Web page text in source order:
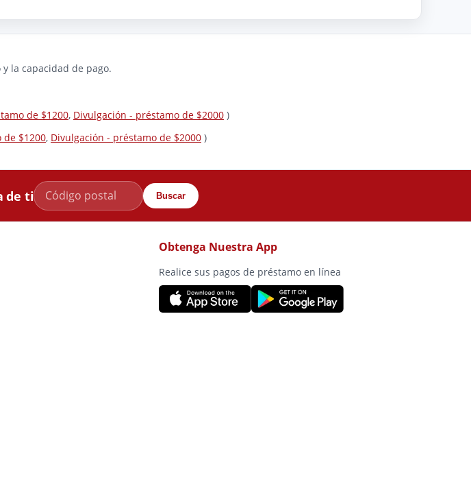
la capacidad de pago.
de $1200, Divulgación - préstamo de $2000 )
de $1200, Divulgación - préstamo de $2000 )
de ti Buscar
Obtenga Nuestra App
Realice sus pagos de préstamo en línea